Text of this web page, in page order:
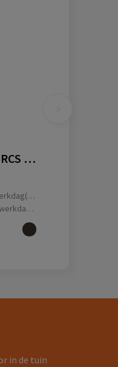
Swiss Peak Heritage RCS rPU A4 portfolio met rits
in de tuin